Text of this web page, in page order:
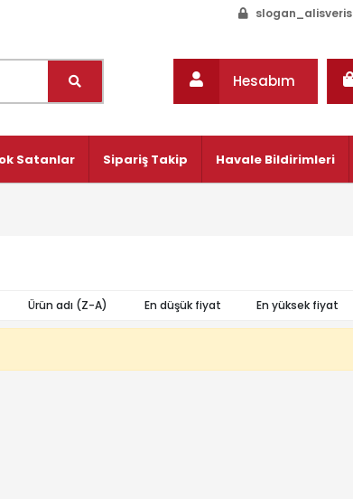
slogan_alisveris
Hesabım
Satanlar Sipariş Takip Havale Bildirimleri
Ürün adı (Z-A) En düşük fiyat En yüksek fiyat